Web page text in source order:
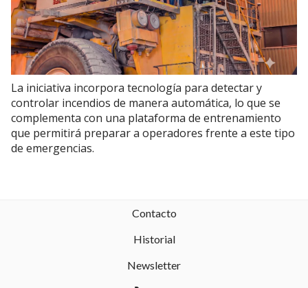
La iniciativa incorpora tecnología para detectar y
controlar incendios de manera automática, lo que se
complementa con una plataforma de entrenamiento
que permitirá preparar a operadores frente a este tipo
de emergencias.
Contacto
Historial
Newsletter